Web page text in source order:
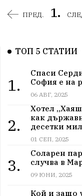
ПРЕД. 1.
ТОП 5 СТАТИИ
1.
Спаси
София е на
06 АВГ, 2025
2.
Хотел
как
десетки
01 СЕП, 2025
3.
Соларен
случва в
09 ЮНИ, 2025
Кой и защо